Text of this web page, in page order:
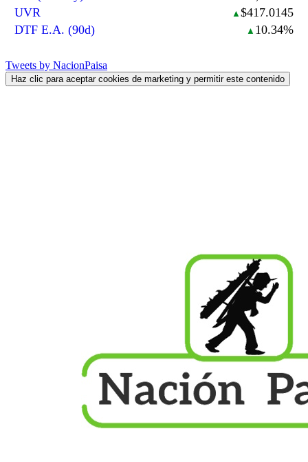
UVR
▲ $417.0145
DTF E.A. (90d)
▲ 10.34%
Tweets by NacionPaisa
Haz clic para aceptar cookies de marketing y permitir este contenido